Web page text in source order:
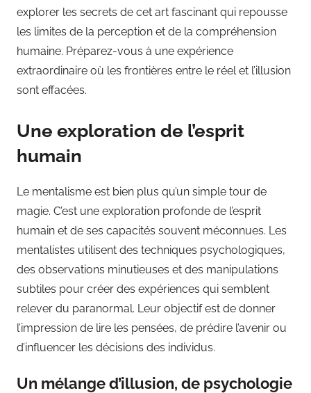
explorer les secrets de cet art fascinant qui repousse
les limites de la perception et de la compréhension
humaine. Préparez-vous à une expérience
extraordinaire où les frontières entre le réel et l’illusion
sont effacées.
Une exploration de l’esprit
humain
Le mentalisme est bien plus qu’un simple tour de
magie. C’est une exploration profonde de l’esprit
humain et de ses capacités souvent méconnues. Les
mentalistes utilisent des techniques psychologiques,
des observations minutieuses et des manipulations
subtiles pour créer des expériences qui semblent
relever du paranormal. Leur objectif est de donner
l’impression de lire les pensées, de prédire l’avenir ou
d’influencer les décisions des individus.
Un mélange d’illusion, de psychologie